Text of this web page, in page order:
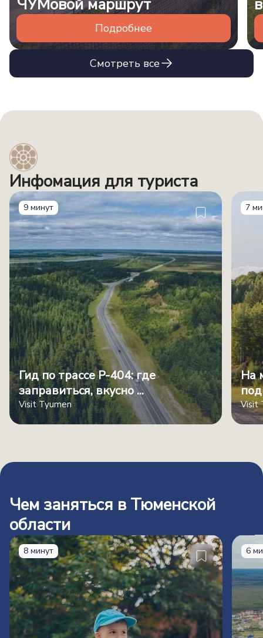
ЧУМовой маршрут
Подробнее
Смотреть все
Инфомация для туриста
9 минут
Гид по трассе Р-404: где
заправиться, вкусно ...
Visit Tyumen
7
На
Visit
Чем заняться в Тюменской
области
8 минут 6